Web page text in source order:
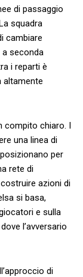
di passaggio
squadra
‍cambiare
seconda
i reparti è
altamente
compito chiaro. I
una linea di
per
rete di
azioni di
si basa,
e sulla
l’avversario
di